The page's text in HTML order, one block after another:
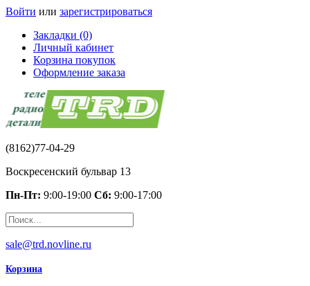
Войти или зарегистрироваться
Закладки (0)
Личный кабинет
Корзина покупок
Оформление заказа
(8162)77-04-29
Воскресенский бульвар 13
Пн-Пт: 9:00-19:00 Сб: 9:00-17:00
sale@trd.novline.ru
Корзина